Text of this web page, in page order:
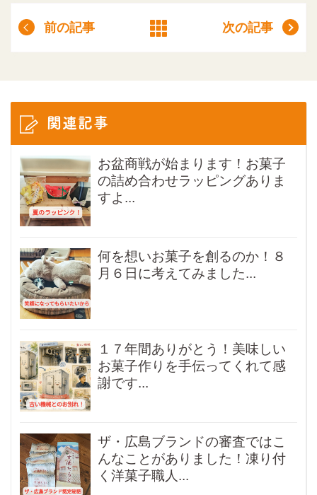
前の記事 次の記事
関連記事
お盆商戦が始まります！お菓子
の詰め合わせラッピングありま
すよ...
何を想いお菓子を創るのか！８
月６日に考えてみました...
１７年間ありがとう！美味しい
お菓子作りを手伝ってくれて感
謝です...
ザ・広島ブランドの審査ではこ
んなことがありました！凍り付
く洋菓子職人...